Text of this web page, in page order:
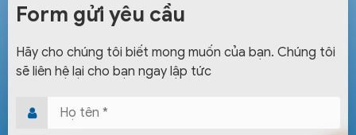
Form gửi yêu cầu
Hãy cho chúng tôi biết mong muốn của bạn. Chúng tôi
sẽ liên hệ lại cho bạn ngay lập tức